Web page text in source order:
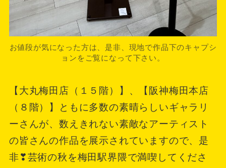
お値段が気になった方は、是非、現地で作品下のキャプシ
ョンをご覧になって下さい。
【大丸梅田店（１５階）】、【阪神梅田本店
（８階）】ともに多数の素晴らしいギャラリ
ーさんが、数えきれない素敵なアーティスト
の皆さんの作品を展示されていますので、是
非❣芸術の秋を梅田駅界隈で満喫してくださ